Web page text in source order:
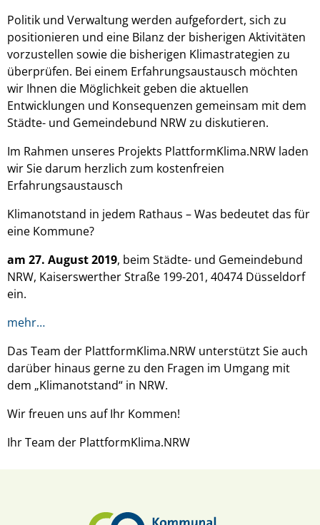
Politik und Verwaltung werden aufgefordert, sich zu
positionieren und eine Bilanz der bisherigen Aktivitäten
vorzustellen sowie die bisherigen Klimastrategien zu
überprüfen. Bei einem Erfahrungsaustausch möchten
wir Ihnen die Möglichkeit geben die aktuellen
Entwicklungen und Konsequenzen gemeinsam mit dem
Städte- und Gemeindebund NRW zu diskutieren.
Im Rahmen unseres Projekts PlattformKlima.NRW laden
wir Sie darum herzlich zum kostenfreien
Erfahrungsaustausch
Klimanotstand in jedem Rathaus – Was bedeutet das für
eine Kommune?
am 27. August 2019, beim Städte- und Gemeindebund
NRW, Kaiserswerther Straße 199-201, 40474 Düsseldorf
ein.
mehr…
Das Team der PlattformKlima.NRW unterstützt Sie auch
darüber hinaus gerne zu den Fragen im Umgang mit
dem „Klimanotstand“ in NRW.
Wir freuen uns auf Ihr Kommen!
Ihr Team der PlattformKlima.NRW